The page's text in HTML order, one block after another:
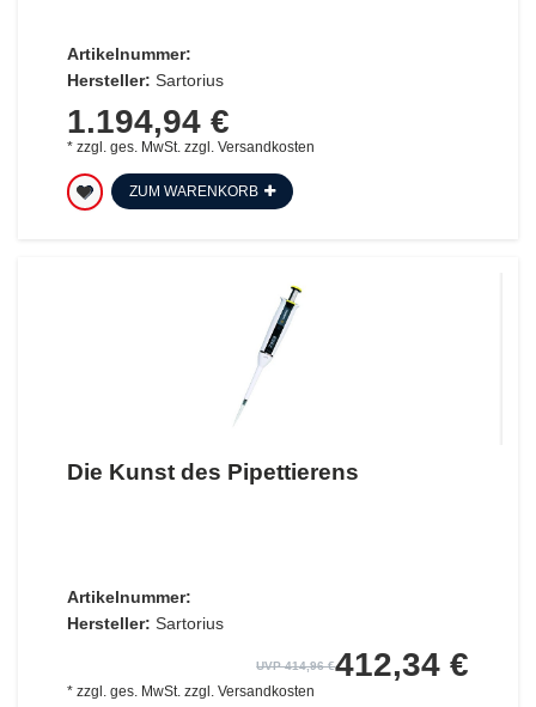
Artikelnummer:
Hersteller: Sartorius
1.194,94 €
* zzgl. ges. MwSt. zzgl. Versandkosten
ZUM WARENKORB
Die Kunst des Pipettierens
Artikelnummer:
Hersteller: Sartorius
UVP 414,96 €412,34 €
* zzgl. ges. MwSt.zzgl. Versandkosten